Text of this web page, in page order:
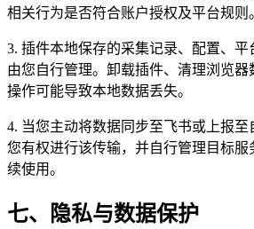
相关行为是否符合账户授权及平台规则
3. 插件本地保存的采集记录、配置、平
由您自行管理。卸载插件、清理浏览
操作可能导致本地数据丢失。
4. 当您主动将数据同步至飞书或上报
您有权进行该传输，并自行管理目标
续使用。
七、隐私与数据保护